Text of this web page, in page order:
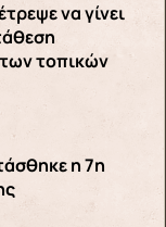
να γίνει
τοπικών
η 7η